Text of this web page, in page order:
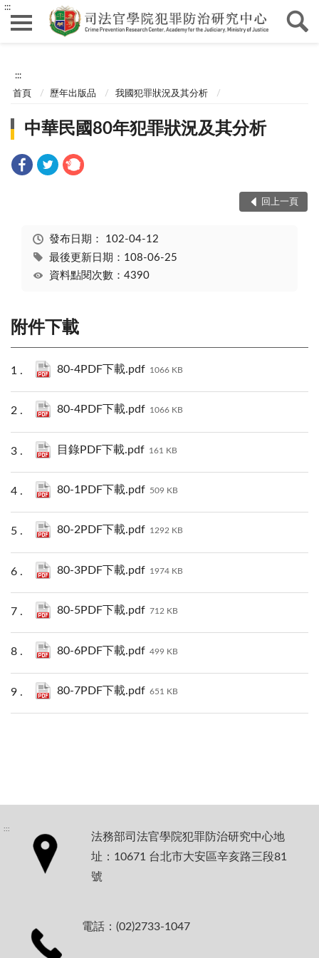
:::
:::
首頁 歷年出版品 我國犯罪狀況及其分析
中華民國80年犯罪狀況及其分析
回上一頁
發布日期： 102-04-12
最後更新日期：108-06-25
資料點閱次數：4390
附件下載
80-4PDF下載.pdf 1066 KB
80-4PDF下載.pdf 1066 KB
目錄PDF下載.pdf 161 KB
80-1PDF下載.pdf 509 KB
80-2PDF下載.pdf 1292 KB
80-3PDF下載.pdf 1974 KB
80-5PDF下載.pdf 712 KB
80-6PDF下載.pdf 499 KB
80-7PDF下載.pdf 651 KB
:::
法務部司法官學院犯罪防治研究中心地
址：10671 台北市大安區辛亥路三段81
號
電話：(02)2733-1047